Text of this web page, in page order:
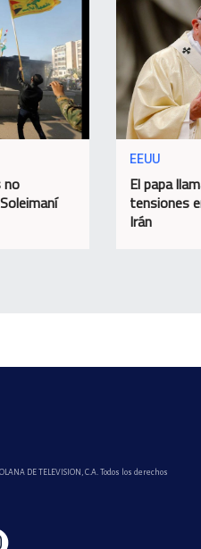
no
EEUU
El papa
tensiones
Irán
DE TELEVISION, C.A. Todos los derechos